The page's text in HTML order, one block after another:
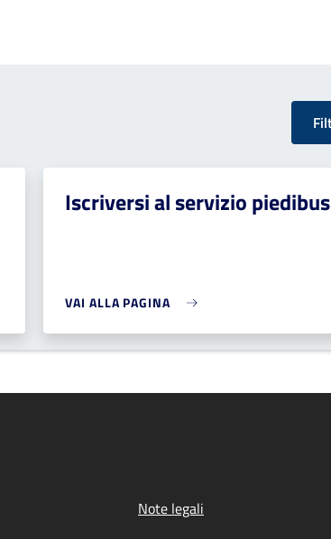
Iscriversi al servizio piedibus
VAI ALLA PAGINA
Note legali